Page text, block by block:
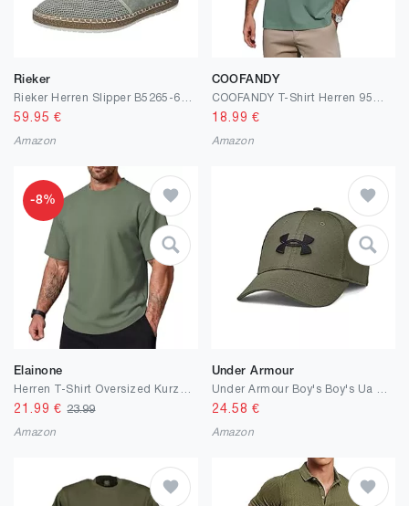
Rieker
59.95 €
Amazon
COOFANDY
18.99 €
Amazon
-8%
Elainone
21.99 €23.99
Amazon
Under Armour
24.58 €
Amazon